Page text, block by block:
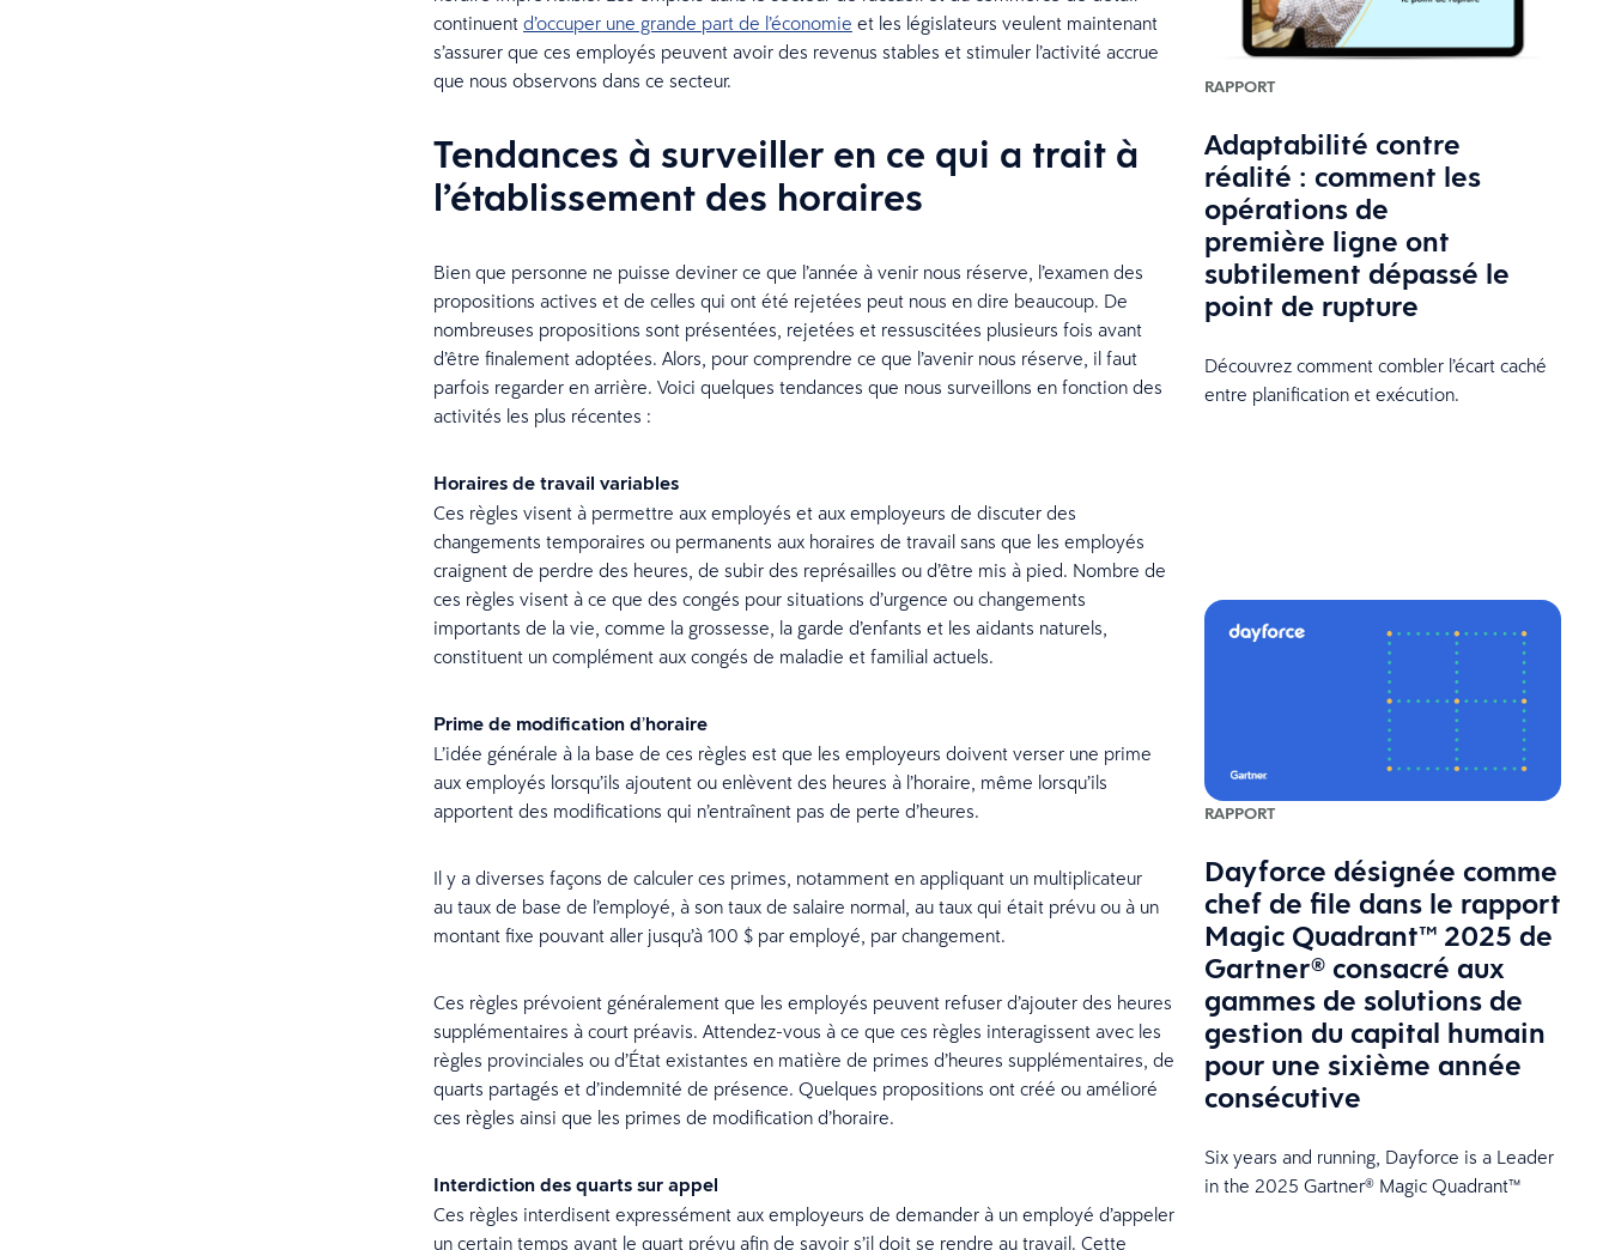
continuent d’occuper une grande part de l’économie et les législateurs veulent maintenant
s’assurer que ces employés peuvent avoir des revenus stables et stimuler l’activité accrue
que nous observons dans ce secteur.
Tendances à surveiller en ce qui a trait à
l’établissement des horaires
Bien que personne ne puisse deviner ce que l’année à venir nous réserve, l’examen des
propositions actives et de celles qui ont été rejetées peut nous en dire beaucoup. De
nombreuses propositions sont présentées, rejetées et ressuscitées plusieurs fois avant
d’être finalement adoptées. Alors, pour comprendre ce que l’avenir nous réserve, il faut
parfois regarder en arrière. Voici quelques tendances que nous surveillons en fonction des
activités les plus récentes :
Horaires de travail variables
Ces règles visent à permettre aux employés et aux employeurs de discuter des
changements temporaires ou permanents aux horaires de travail sans que les employés
craignent de perdre des heures, de subir des représailles ou d’être mis à pied. Nombre de
ces règles visent à ce que des congés pour situations d’urgence ou changements
importants de la vie, comme la grossesse, la garde d’enfants et les aidants naturels,
constituent un complément aux congés de maladie et familial actuels.
Prime de modification d’horaire
L’idée générale à la base de ces règles est que les employeurs doivent verser une prime
aux employés lorsqu’ils ajoutent ou enlèvent des heures à l’horaire, même lorsqu’ils
apportent des modifications qui n’entraînent pas de perte d’heures.
Il y a diverses façons de calculer ces primes, notamment en appliquant un multiplicateur
au taux de base de l’employé, à son taux de salaire normal, au taux qui était prévu ou à un
montant fixe pouvant aller jusqu’à 100 $ par employé, par changement.
Ces règles prévoient généralement que les employés peuvent refuser d’ajouter des heures
supplémentaires à court préavis. Attendez-vous à ce que ces règles interagissent avec les
règles provinciales ou d’État existantes en matière de primes d’heures supplémentaires, de
quarts partagés et d’indemnité de présence. Quelques propositions ont créé ou amélioré
ces règles ainsi que les primes de modification d’horaire.
Interdiction des quarts sur appel
Ces règles interdisent expressément aux employeurs de demander à un employé d’appeler
un certain temps avant le quart prévu afin de savoir s’il doit se rendre au travail. Cette
RAPPORT
Adaptabilité contre
réalité : comment les
opérations de
première ligne ont
subtilement dépassé le
point de rupture
Découvrez comment combler l’écart caché
entre planification et exécution.
RAPPORT
Dayforce désignée comme
chef de file dans le rapport
Magic Quadrant™ 2025 de
Gartner® consacré aux
gammes de solutions de
gestion du capital humain
pour une sixième année
consécutive
Six years and running, Dayforce is a Leader
in the 2025 Gartner® Magic Quadrant™